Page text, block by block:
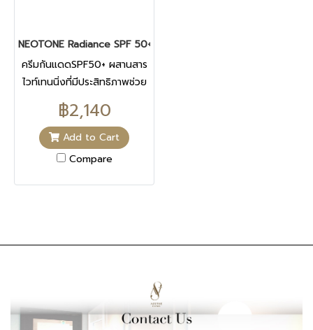
NEOTONE Radiance SPF 50+ นีโอโทน เรเดียนซ์ 30 ML
ครีมกันแดดSPF50+ ผสานสาร
ไวท์เทนนิ่งที่มีประสิทธิภาพช่วย
ป้องกันและบรรเทาฝ้า กระ จุด
ด่างดำ ช่วยให้สีผิวที่เข้มกว่า
ปกติ จุดด่างดำฝ้า กระดูจางลง
และกระจ่างใสขึ้น
฿2,140
Add to Cart
Compare